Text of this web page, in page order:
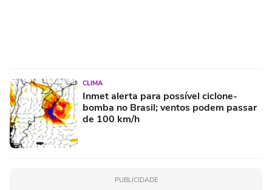
CLIMA
Inmet alerta para possível ciclone-
bomba no Brasil; ventos podem passar
de 100 km/h
PUBLICIDADE